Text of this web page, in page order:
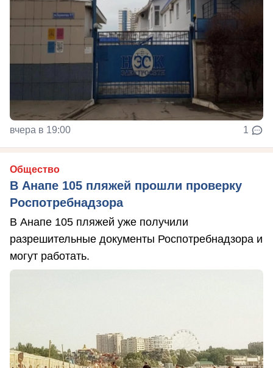
вчера в 19:00 1
Общество
В Анапе 105 пляжей прошли проверку
Роспотребнадзора
В Анапе 105 пляжей уже получили
разрешительные документы Роспотребнадзора и
могут работать.